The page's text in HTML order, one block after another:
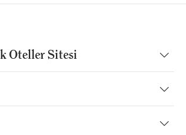
Oteller Sitesi